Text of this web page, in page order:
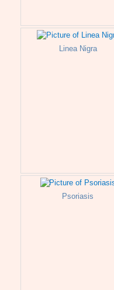
Linea Nigra
Psoriasis